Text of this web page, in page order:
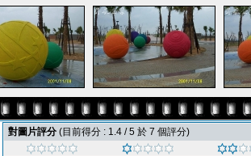
對圖片評分 (目前得分 : 1.4 / 5 於 7 個評分)